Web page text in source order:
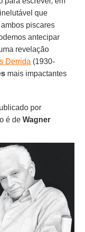
que
piscares
antecipar
revelação
Derrida (1930-
mais impactantes
por
é deWagner